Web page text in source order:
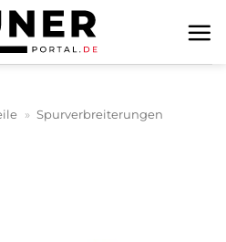
» Spurverbreiterungen